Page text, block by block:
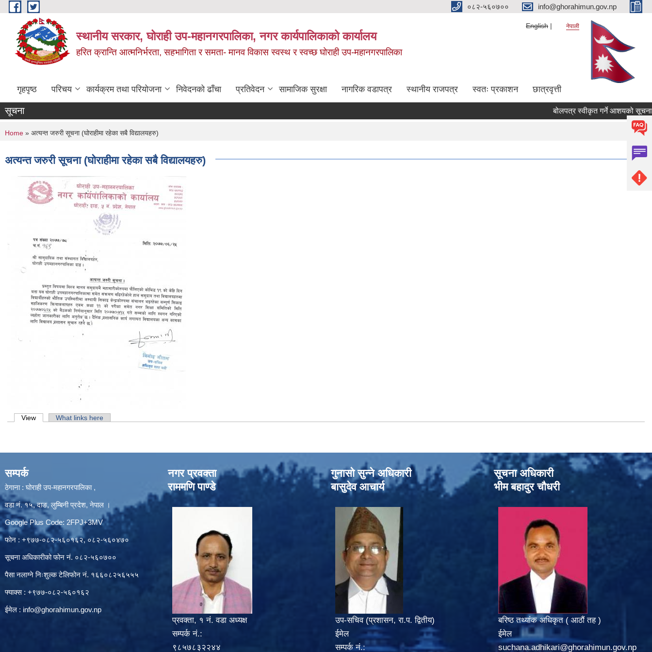
Skip to main content ०८२-५६०७०० info@ghorahimun.gov.np
स्थानीय सरकार, घोराही उप-महानगरपालिका, नगर कार्यपालिकाको कार्यालय
हरित क्रान्ति आत्मनिर्भरता, सहभागिता र समता- मानव विकास स्वस्थ र स्वच्छ घोराही उप-महानगरपालिका
English नेपाली
गृहपृष्ठ परिचय कार्यक्रम तथा परियोजना निवेदनको ढाँचा प्रतिवेदन सामाजिक सुरक्षा नागरिक वडापत्र स्थानीय राजपत्र स्वतः प्रकाशन छात्रवृत्ती
सूचना बोलपत्र स्वीकृत गर्ने आशयको सूचना (
You are here
Home » अत्यन्त जरुरी सूचना (घोराहीमा रहेका सबै विद्यालयहरु)
अत्यन्त जरुरी सूचना (घोराहीमा रहेका सबै विद्यालयहरु)
Primary tabs
View (active tab)What links here
सम्पर्क
ठेगाना : घोराही उप-महानगरपालिका ,
वडा नं. १५, दाङ, लुम्बिनी प्रदेश, नेपाल ।
Google Plus Code: 2FPJ+3MV
फोन : +९७७-०८२-५६०१६२, ०८२-५६०४७०
सूचना अधिकारीको फोन नं. ०८२-५६०७००
पैसा नलाग्ने निःशुल्क टेलिफोन नं. १६६०८२५६५५५
फ्याक्स : +९७७-०८२-५६०१६२
ईमेल : info@ghorahimun.gov.np
नगर प्रवक्ता
राममणि पाण्डे
प्रवक्ता, १ नं. वडा अध्यक्ष
सम्पर्क नं.:
९८५७८३२२४४
गुनासो सुन्‍ने अधिकारी
बासुदेव आचार्य
उप-सचिव (प्रशासन, रा.प. द्वितीय)
ईमेल
सम्पर्क नं.:
सूचना अधिकारी
भीम बहादुर चौधरी
बरिष्ठ तथ्यांक अधिकृत ( आठौं तह )
ईमेल
suchana.adhikari@ghorahimun.gov.np